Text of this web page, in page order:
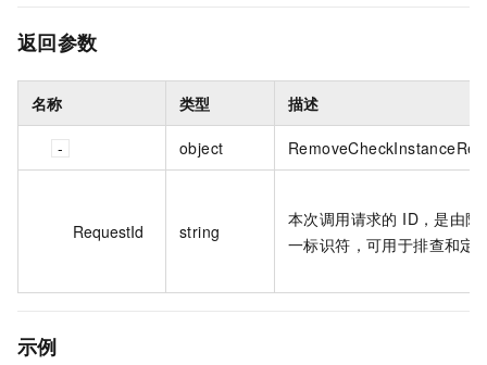
返回参数
名称 类型 描述
object
RequestId string
本次调用请求的 ID，是由
一标识符，可用于排查和定
示例